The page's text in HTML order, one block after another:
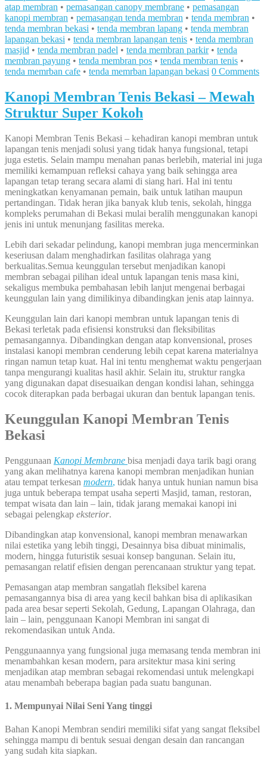
atap membran • pemasangan canopy membrane • pemasangan
kanopi membran • pemasangan tenda membran • tenda membran •
tenda membran bekasi • tenda membran lapang • tenda membran
lapangan bekasi • tenda membran lapangan tenis • tenda membran
masjid • tenda membran padel • tenda membran parkir• tenda
membran payung • tenda membran pos • tenda membran tenis •
tenda memrban cafe • tenda memrban lapangan bekasi 0 Comments
Kanopi Membran Tenis Bekasi – Mewah
Struktur Super Kokoh
Kanopi Membran Tenis Bekasi – kehadiran kanopi membran untuk
lapangan tenis menjadi solusi yang tidak hanya fungsional, tetapi
juga estetis. Selain mampu menahan panas berlebih, material ini juga
memiliki kemampuan refleksi cahaya yang baik sehingga area
lapangan tetap terang secara alami di siang hari. Hal ini tentu
meningkatkan kenyamanan pemain, baik untuk latihan maupun
pertandingan. Tidak heran jika banyak klub tenis, sekolah, hingga
kompleks perumahan di Bekasi mulai beralih menggunakan kanopi
jenis ini untuk menunjang fasilitas mereka.
Lebih dari sekadar pelindung, kanopi membran juga mencerminkan
keseriusan dalam menghadirkan fasilitas olahraga yang
berkualitas.Semua keunggulan tersebut menjadikan kanopi
membran sebagai pilihan ideal untuk lapangan tenis masa kini,
sekaligus membuka pembahasan lebih lanjut mengenai berbagai
keunggulan lain yang dimilikinya dibandingkan jenis atap lainnya.
Keunggulan lain dari kanopi membran untuk lapangan tenis di
Bekasi terletak pada efisiensi konstruksi dan fleksibilitas
pemasangannya. Dibandingkan dengan atap konvensional, proses
instalasi kanopi membran cenderung lebih cepat karena materialnya
ringan namun tetap kuat. Hal ini tentu menghemat waktu pengerjaan
tanpa mengurangi kualitas hasil akhir. Selain itu, struktur rangka
yang digunakan dapat disesuaikan dengan kondisi lahan, sehingga
cocok diterapkan pada berbagai ukuran dan bentuk lapangan tenis.
Keunggulan Kanopi Membran Tenis
Bekasi
Penggunaan Kanopi Membrane bisa menjadi daya tarik bagi orang
yang akan melihatnya karena kanopi membran menjadikan hunian
atau tempat terkesan modern, tidak hanya untuk hunian namun bisa
juga untuk beberapa tempat usaha seperti Masjid, taman, restoran,
tempat wisata dan lain – lain, tidak jarang memakai kanopi ini
sebagai pelengkap eksterior.
Dibandingkan atap konvensional, kanopi membran menawarkan
nilai estetika yang lebih tinggi, Desainnya bisa dibuat minimalis,
modern, hingga futuristik sesuai konsep bangunan. Selain itu,
pemasangan relatif efisien dengan perencanaan struktur yang tepat.
Pemasangan atap membran sangatlah fleksibel karena
pemasangannya bisa di area yang kecil bahkan bisa di aplikasikan
pada area besar seperti Sekolah, Gedung, Lapangan Olahraga, dan
lain – lain, penggunaan Kanopi Membran ini sangat di
rekomendasikan untuk Anda.
Penggunaannya yang fungsional juga memasang tenda membran ini
menambahkan kesan modern, para arsitektur masa kini sering
menjadikan atap membran sebagai rekomendasi untuk melengkapi
atau menambah beberapa bagian pada suatu bangunan.
1. Mempunyai Nilai Seni Yang tinggi
Bahan Kanopi Membran sendiri memiliki sifat yang sangat fleksibel
sehingga mampu di bentuk sesuai dengan desain dan rancangan
yang sudah kita siapkan.